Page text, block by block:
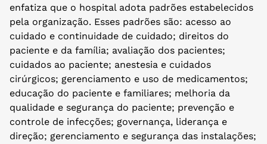
enfatiza que o hospital adota padrões estabelecidos
pela organização. Esses padrões são: acesso ao
cuidado e continuidade de cuidado; direitos do
paciente e da família; avaliação dos pacientes;
cuidados ao paciente; anestesia e cuidados
cirúrgicos; gerenciamento e uso de medicamentos;
educação do paciente e familiares; melhoria da
qualidade e segurança do paciente; prevenção e
controle de infecções; governança, liderança e
direção; gerenciamento e segurança das instalações;